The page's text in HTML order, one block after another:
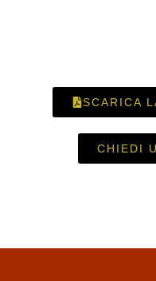
SCARICA
CHIEDI